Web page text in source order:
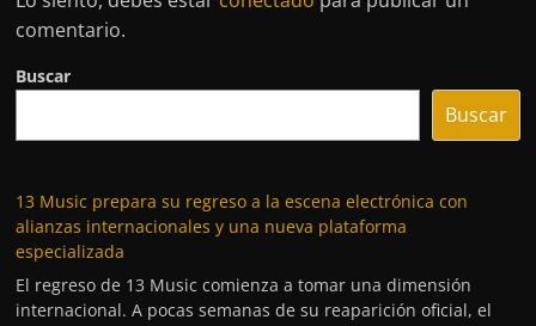
comentario.
Buscar
Buscar
13 Music prepara su regreso a la escena electrónica con
alianzas internacionales y una nueva plataforma
especializada
El regreso de 13 Music comienza a tomar una dimensión
internacional. A pocas semanas de su reaparición oficial, el